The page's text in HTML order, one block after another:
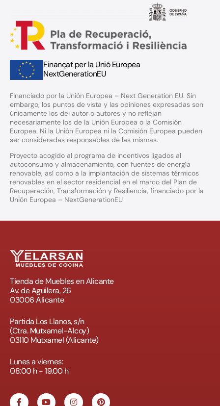
Finançat per la Unió Europea
NextGenerationEU
Financiado por la Unión Europea – Next Generation EU. Sin
embargo, los puntos de vista y las opiniones expresadas son
únicamente los del autor o autores y no reflejan
necesariamente los de la Unión Europea o la Comisión
Europea. Ni la Unión Europea ni la Comisión Europea pueden
ser consideradas responsables de las mismas.
Proyecto acogido al programa de incentivos ligados al
autoconsumo y almacenamiento, con fuentes de energía
renovable, así como a la implantación de sistemas térmicos
renovables en el sector residencial en el marco del Plan de
Recuperación, Transformación y Resiliencia, financiado por la
Unión Europea – NextGenerationEU
Tienda de Muebles en Alicante
Av. de Aguilera, 26
03006 Alicante
Partida Los Llanos, s/n
(Ctra. Mutxamel-Alcoy)
03110 Mutxamel (Alicante)
Lunes a viernes:
08:00 h - 19.00 h